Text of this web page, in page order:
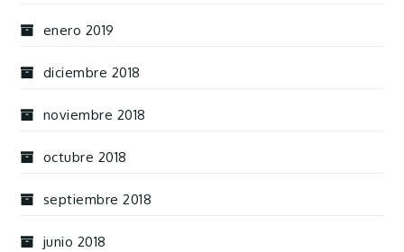
enero 2019
diciembre 2018
noviembre 2018
octubre 2018
septiembre 2018
junio 2018